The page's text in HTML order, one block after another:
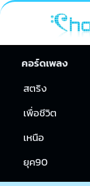
คอร์ดเพลง
สตริง
เพื่อชีวิต
เหนือ
ยุค90